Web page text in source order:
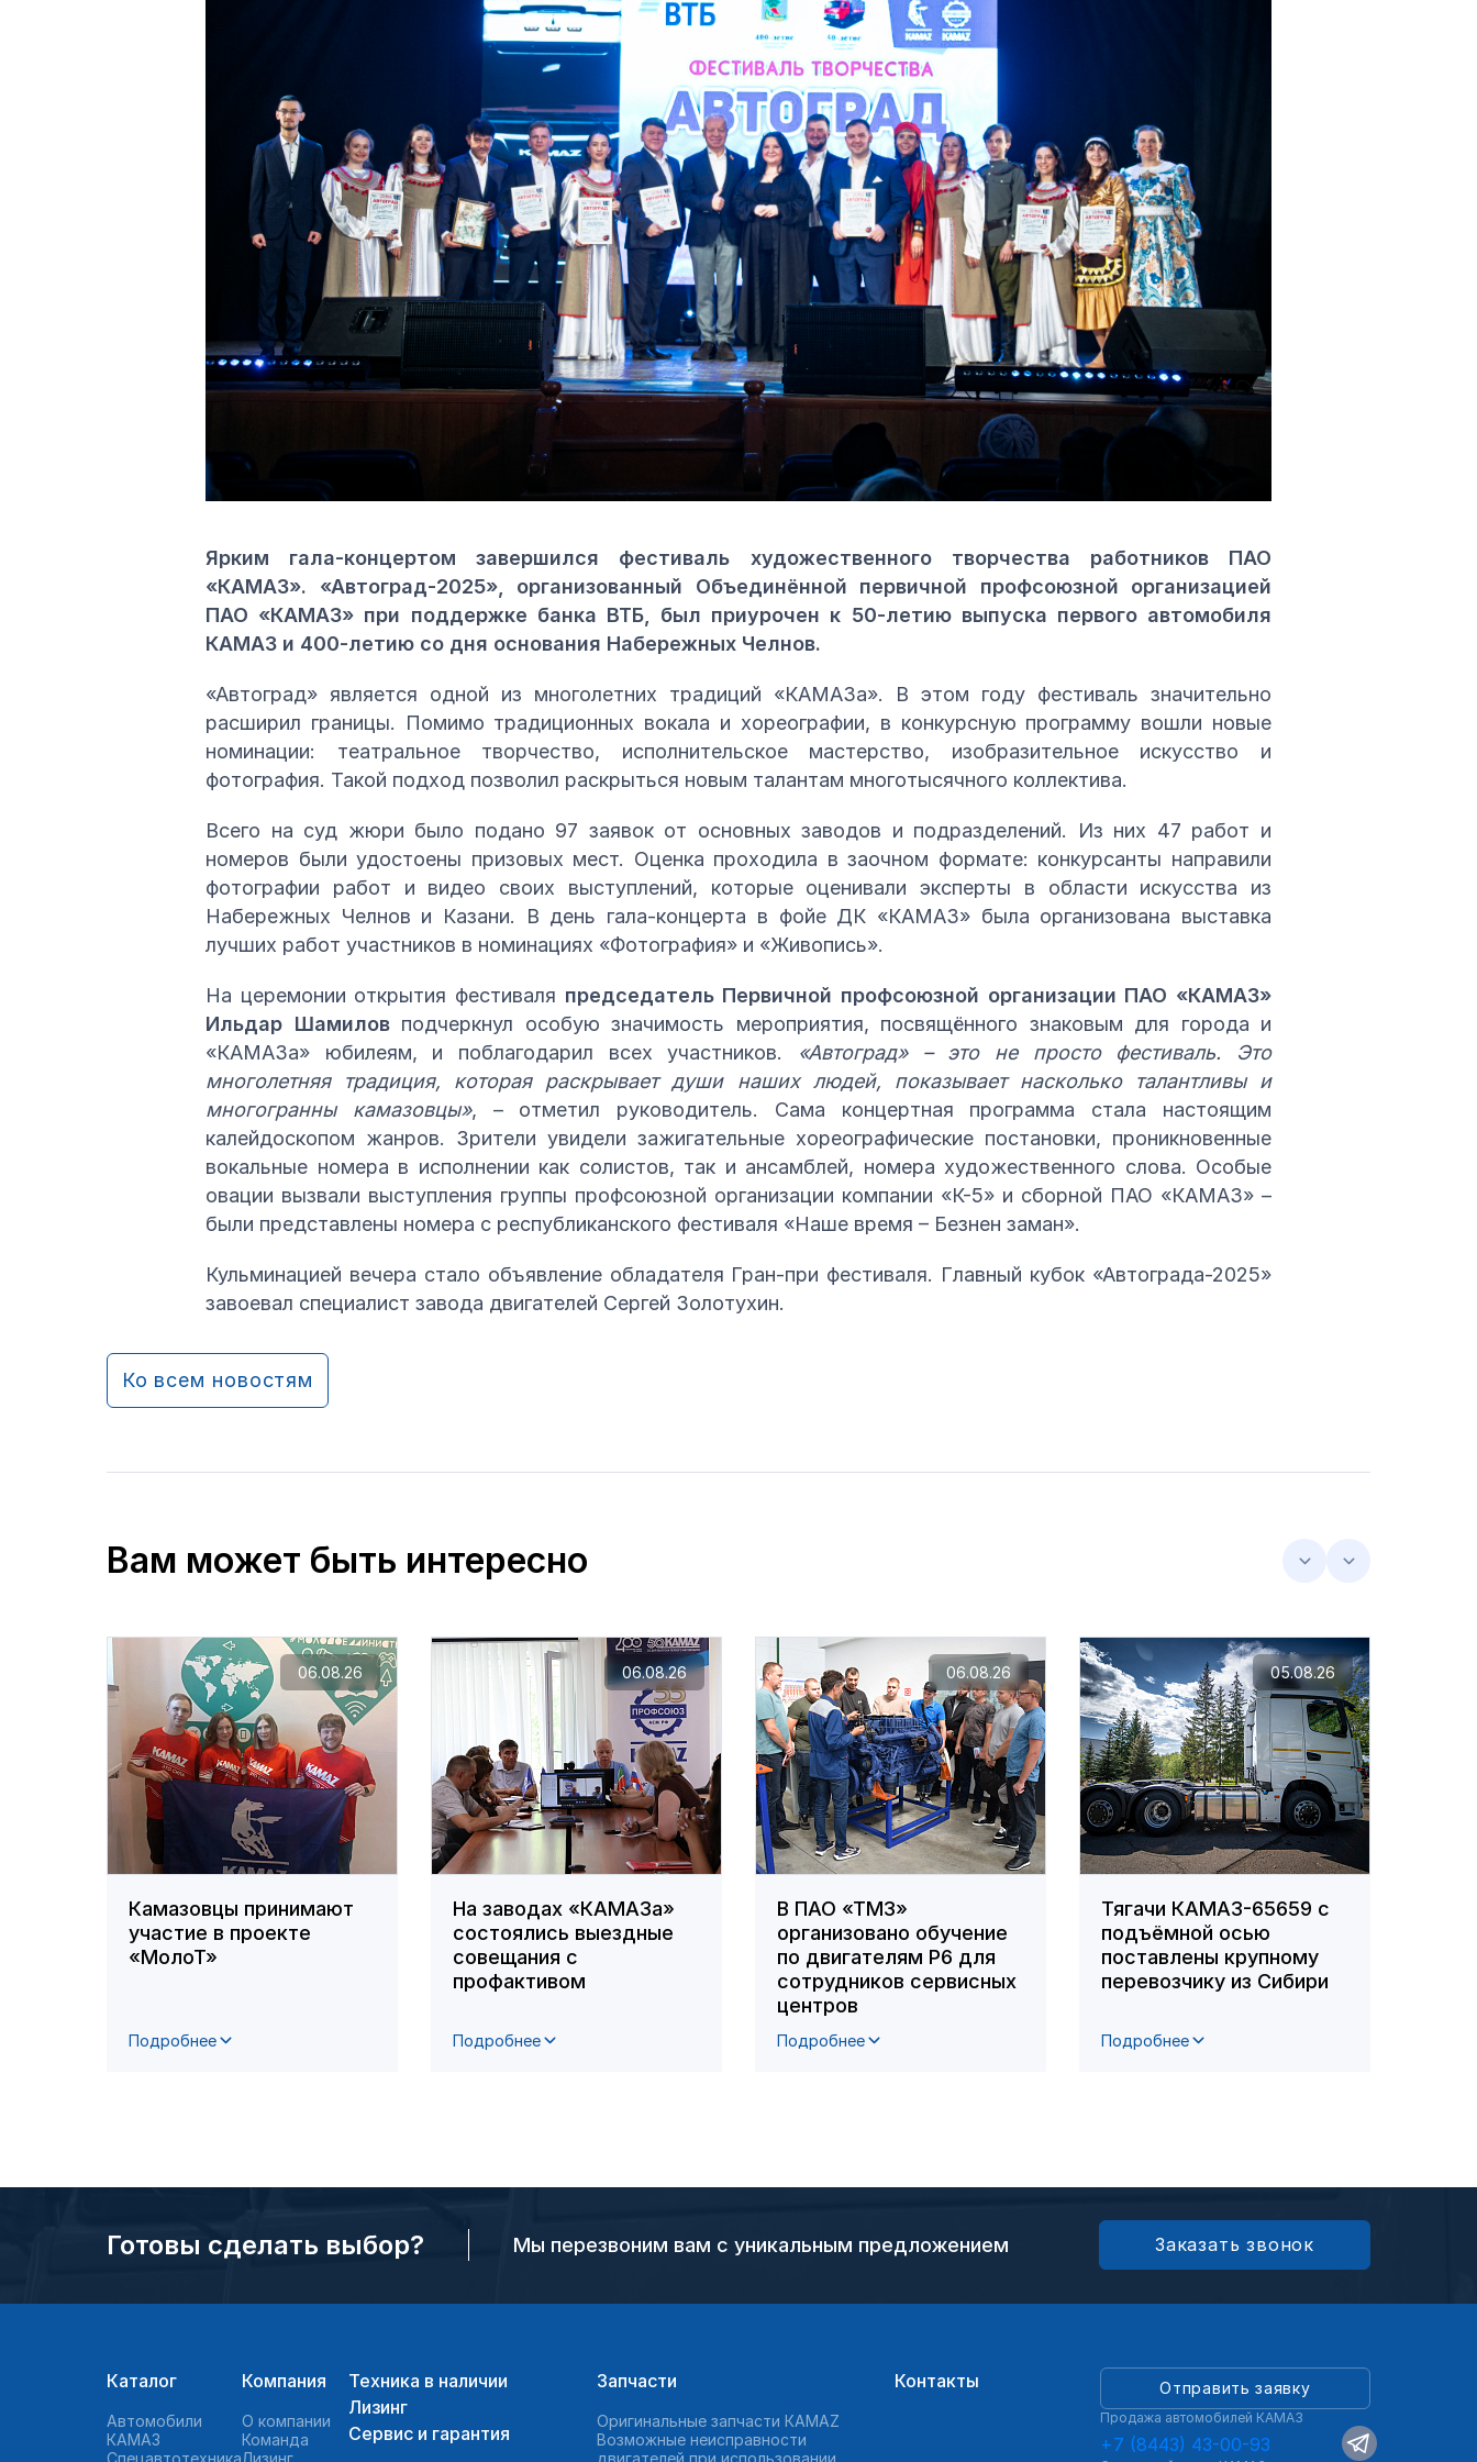
Ярким гала-концертом завершился фестиваль художественного творчества работников ПАО
«КАМАЗ». «Автоград-2025», организованный Объединённой первичной профсоюзной организацией
ПАО «КАМАЗ» при поддержке банка ВТБ, был приурочен к 50‑летию выпуска первого автомобиля
КАМАЗ и 400‑летию со дня основания Набережных Челнов.
«Автоград» является одной из многолетних традиций «КАМАЗа». В этом году фестиваль значительно
расширил границы. Помимо традиционных вокала и хореографии, в конкурсную программу вошли новые
номинации: театральное творчество, исполнительское мастерство, изобразительное искусство и
фотография. Такой подход позволил раскрыться новым талантам многотысячного коллектива.
Всего на суд жюри было подано 97 заявок от основных заводов и подразделений. Из них 47 работ и
номеров были удостоены призовых мест. Оценка проходила в заочном формате: конкурсанты направили
фотографии работ и видео своих выступлений, которые оценивали эксперты в области искусства из
Набережных Челнов и Казани. В день гала-концерта в фойе ДК «КАМАЗ» была организована выставка
лучших работ участников в номинациях «Фотография» и «Живопись».
На церемонии открытия фестиваля председатель Первичной профсоюзной организации ПАО «КАМАЗ»
Ильдар Шамиловподчеркнул особую значимость мероприятия, посвящённого знаковым для города и
«КАМАЗа» юбилеям, и поблагодарил всех участников. «Автоград» – это не просто фестиваль. Это
многолетняя традиция, которая раскрывает души наших людей, показывает насколько талантливы и
многогранны камазовцы», – отметил руководитель. Сама концертная программа стала настоящим
калейдоскопом жанров. Зрители увидели зажигательные хореографические постановки, проникновенные
вокальные номера в исполнении как солистов, так и ансамблей, номера художественного слова. Особые
овации вызвали выступления группы профсоюзной организации компании «К-5» и сборной ПАО «КАМАЗ» –
были представлены номера с республиканского фестиваля «Наше время – Безнен заман».
Кульминацией вечера стало объявление обладателя Гран-при фестиваля. Главный кубок «Автограда-2025»
завоевал специалист завода двигателей Сергей Золотухин.
Ко всем новостям
Вам может быть интересно
Камазовцы принимают
участие в проекте
«МолоТ»
Подробнее
06.08.26
На заводах «КАМАЗа»
состоялись выездные
совещания с
профактивом
Подробнее
06.08.26
В ПАО «ТМЗ»
организовано обучение
по двигателям Р6 для
сотрудников сервисных
центров
Подробнее
06.08.26
Тягачи КАМАЗ-65659 с
подъёмной осью
поставлены крупному
перевозчику из Сибири
Подробнее
05.08.26
Готовы сделать выбор? Мы перезвоним вам с уникальным предложением Заказать звонок
Каталог
Автомобили
КАМАЗ
Спецавтотехника
Компания
О компании
Команда
Лизинг
Техника в наличии
Лизинг
Сервис и гарантия
Запчасти
Оригинальные запчасти КAMAZ
Возможные неисправности
двигателей при использовании
Контакты Отправить заявку
Продажа автомобилей КАМАЗ
+7 (8443) 43-00-93